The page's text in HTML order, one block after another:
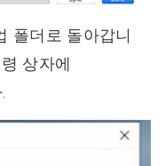
폴더로 돌아갑니
상자에